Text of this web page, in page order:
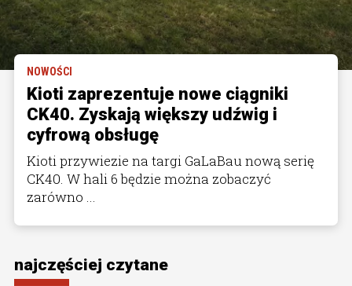
NOWOŚCI
Kioti zaprezentuje nowe ciągniki
CK40. Zyskają większy udźwig i
cyfrową obsługę
Kioti przywiezie na targi GaLaBau nową serię
CK40. W hali 6 będzie można zobaczyć
zarówno ...
najczęściej czytane